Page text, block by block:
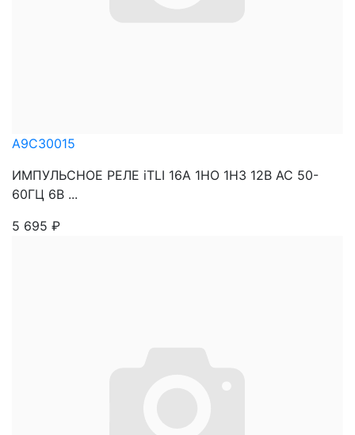
A9C30015
ИМПУЛЬСНОЕ РЕЛЕ iTLI 16A 1НО 1НЗ 12В АС 50-
60ГЦ 6В ...
5 695 ₽